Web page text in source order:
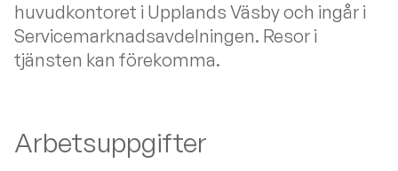
huvudkontoret i Upplands Väsby och ingår i
Servicemarknadsavdelningen. Resor i
tjänsten kan förekomma.
Arbetsuppgifter